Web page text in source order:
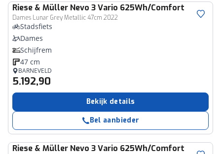
Riese & Müller Nevo 3 Vario 625Wh/Comfort
Dames Lunar Grey Metallic 47cm 2022
Stadsfiets
Dames
Schijfrem
47 cm
BARNEVELD
5.192,90
Bekijk details
Bel aanbieder
Riese & Müller Nevo 3 Vario 625Wh/Comfort